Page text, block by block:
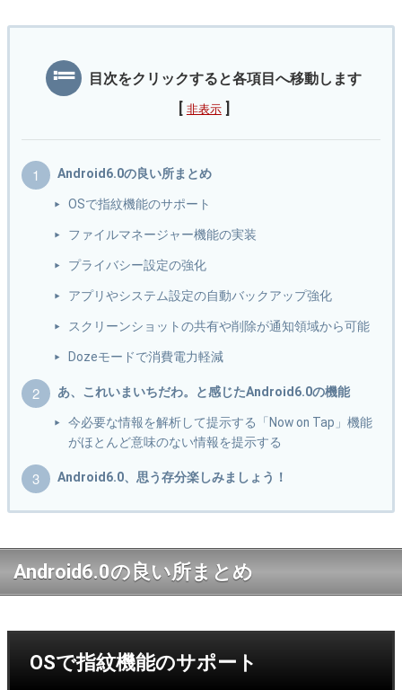
目次をクリックすると各項目へ移動します
[ 非表示 ]
Android6.0の良い所まとめ
OSで指紋機能のサポート
ファイルマネージャー機能の実装
プライバシー設定の強化
アプリやシステム設定の自動バックアップ強化
スクリーンショットの共有や削除が通知領域から可能
Dozeモードで消費電力軽減
あ、これいまいちだわ。と感じたAndroid6.0の機能
今必要な情報を解析して提示する「Now on Tap」機能
がほとんど意味のない情報を提示する
Android6.0、思う存分楽しみましょう！
Android6.0の良い所まとめ
OSで指紋機能のサポート